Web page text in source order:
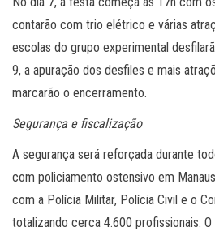
contarão com trio elétrico e várias
escolas do grupo experimental
9, a apuração dos desfiles e mais
marcarão o encerramento.
Segurança e fiscalização
A segurança será reforçada durante
com policiamento ostensivo em
com a Polícia Militar, Polícia Civil e o
totalizando cerca 4.600 profissionais.